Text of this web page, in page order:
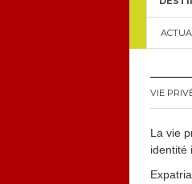
VIE
La vie
identité